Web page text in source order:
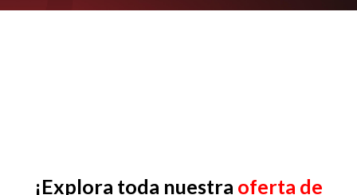
¡Explora toda nuestra oferta de